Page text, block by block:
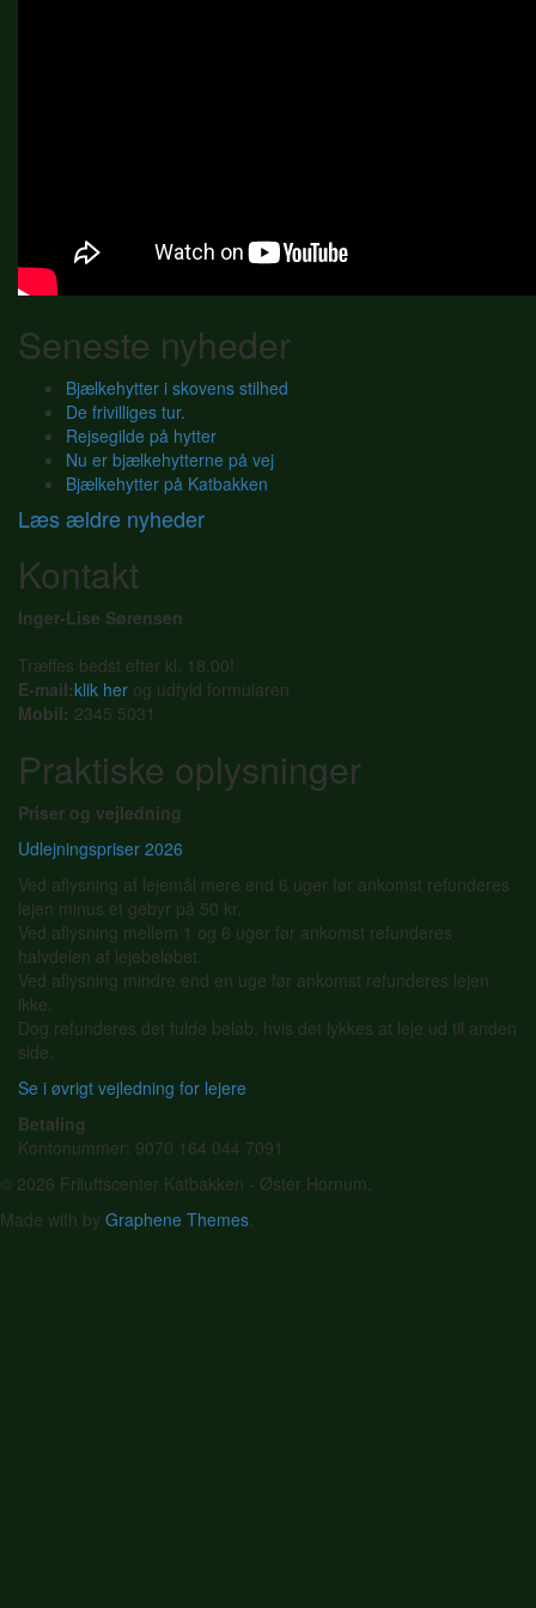
Seneste nyheder
Bjælkehytter i skovens stilhed
De frivilliges tur.
Rejsegilde på hytter
Nu er bjælkehytterne på vej
Bjælkehytter på Katbakken
Læs ældre nyheder
Kontakt
Inger-Lise Sørensen
Træffes bedst efter kl. 18.00!
E-mail:klik her og udfyld formularen
Mobil: 2345 5031
Praktiske oplysninger
Priser og vejledning
Udlejningspriser 2026
Ved aflysning af lejemål mere end 6 uger før ankomst refunderes
lejen minus et gebyr på 50 kr.
Ved aflysning mellem 1 og 6 uger før ankomst refunderes
halvdelen af lejebeløbet.
Ved aflysning mindre end en uge før ankomst refunderes lejen
ikke.
Dog refunderes det fulde beløb, hvis det lykkes at leje ud til anden
side.
Se i øvrigt vejledning for lejere
Betaling
Kontonummer: 9070 164 044 7091
© 2026 Friluftscenter Katbakken - Øster Hornum.
Made with by Graphene Themes.